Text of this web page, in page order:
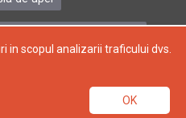
Romana de Baschet. Toate
in scopul analizarii traficului dvs.
OK